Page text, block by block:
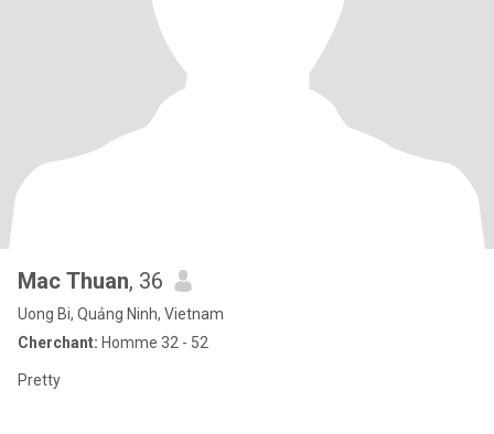
Mac Thuan, 36
Uong Bi, Quảng Ninh, Vietnam
Cherchant: Homme 32 - 52
Pretty